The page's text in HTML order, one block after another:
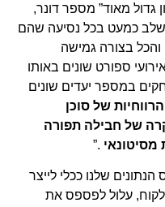
גדול מאוד” מספר דונר,
כמעט בכל נסיעה שהם
בצורה גמישה
ספורט שונים באותו
במספר יעדים שונים
של סוכן
של חבילה תפורה
.”
שלנו ככלי לייצר
עלול לפספס את